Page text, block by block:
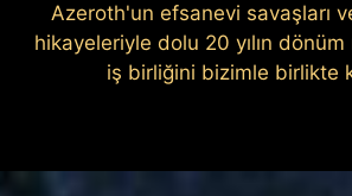
Azeroth'un efsanevi savaşları
hikayeleriyle dolu 20 yılın
iş birliğini bizimle birlikte